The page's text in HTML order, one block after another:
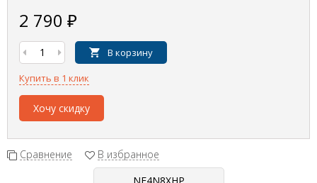
2 790 ₽
В корзину
Купить в 1 клик
Хочу скидку
Сравнение В избранное